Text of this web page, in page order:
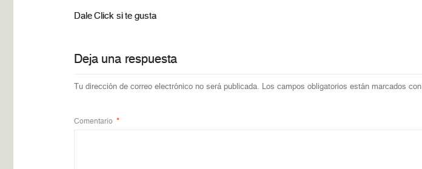
Dale Click si te gusta
Deja una respuesta
Tu dirección de correo electrónico no será publicada. Los campos obligatorios están marcados con
Comentario *